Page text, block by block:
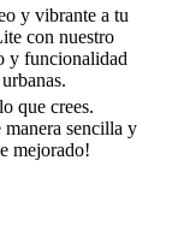
y vibrante a tu
con nuestro
y funcionalidad
que crees.
manera sencilla y
mejorado!